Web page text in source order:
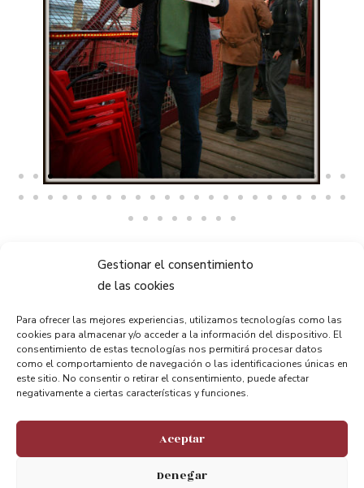
Gestionar el consentimiento
de las cookies
Para ofrecer las mejores experiencias, utilizamos tecnologías como las
cookies para almacenar y/o acceder a la información del dispositivo. El
consentimiento de estas tecnologías nos permitirá procesar datos
como el comportamiento de navegación o las identificaciones únicas en
este sitio. No consentir o retirar el consentimiento, puede afectar
negativamente a ciertas características y funciones.
Aceptar
Denegar
VER TODAS LAS GALERÍAS